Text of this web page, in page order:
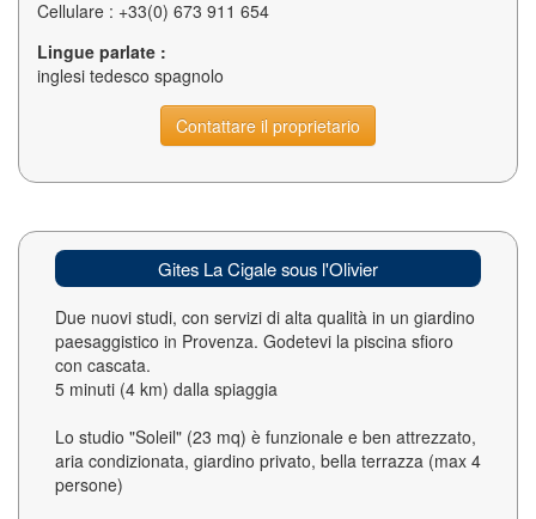
Cellulare : +33(0) 673 911 654
Lingue parlate :
inglesi tedesco spagnolo
Contattare il proprietario
Gites La Cigale sous l'Olivier
Due nuovi studi, con servizi di alta qualità in un giardino
paesaggistico in Provenza. Godetevi la piscina sfioro
con cascata.
5 minuti (4 km) dalla spiaggia
Lo studio "Soleil" (23 mq) è funzionale e ben attrezzato,
aria condizionata, giardino privato, bella terrazza (max 4
persone)